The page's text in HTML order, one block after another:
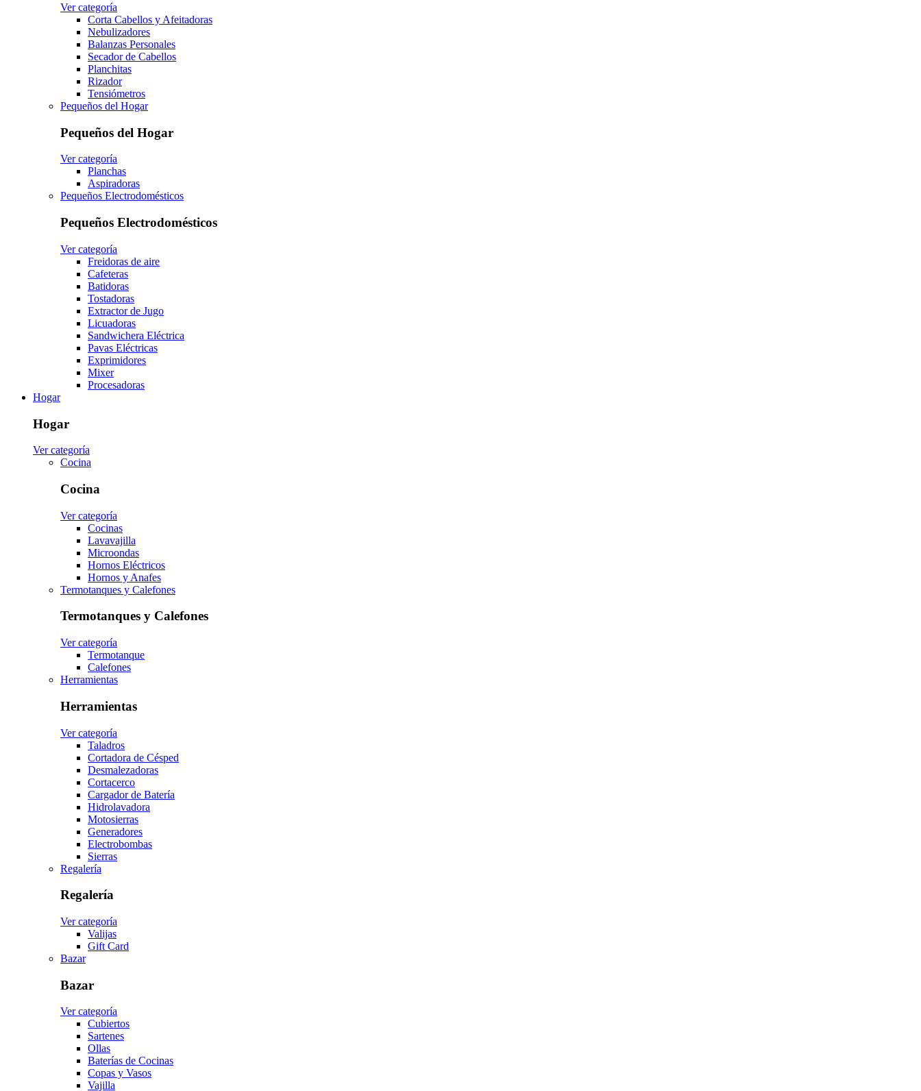
Ver categoría
Corta Cabellos y Afeitadoras
Nebulizadores
Balanzas Personales
Secador de Cabellos
Planchitas
Rizador
Tensiómetros
Pequeños del Hogar
Pequeños del Hogar
Ver categoría
Planchas
Aspiradoras
Pequeños Electrodomésticos
Pequeños Electrodomésticos
Ver categoría
Freidoras de aire
Cafeteras
Batidoras
Tostadoras
Extractor de Jugo
Licuadoras
Sandwichera Eléctrica
Pavas Eléctricas
Exprimidores
Mixer
Procesadoras
Hogar
Hogar
Ver categoría
Cocina
Cocina
Ver categoría
Cocinas
Lavavajilla
Microondas
Hornos Eléctricos
Hornos y Anafes
Termotanques y Calefones
Termotanques y Calefones
Ver categoría
Termotanque
Calefones
Herramientas
Herramientas
Ver categoría
Taladros
Cortadora de Césped
Desmalezadoras
Cortacerco
Cargador de Batería
Hidrolavadora
Motosierras
Generadores
Electrobombas
Sierras
Regalería
Regalería
Ver categoría
Valijas
Gift Card
Bazar
Bazar
Ver categoría
Cubiertos
Sartenes
Ollas
Baterías de Cocinas
Copas y Vasos
Vajilla